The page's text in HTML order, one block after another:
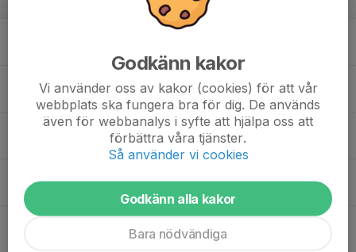
v.34
Tor B-plan Tuvasvallen
Godkänn kakor
Vi använder oss av kakor (cookies) för att vår
webbplats ska fungera bra för dig. De används
även för webbanalys i syfte att hjälpa oss att
förbättra våra tjänster.
Så använder vi cookies
Godkänn alla kakor
Bara nödvändiga